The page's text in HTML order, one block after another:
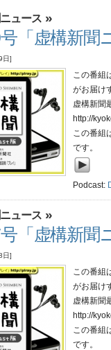
ュース »
「虚構新聞
日]
この番組
がお届け
虚構新聞
http://
この番組
です。
Podcast:
ュース »
「虚構新聞
日]
この番組
がお届け
虚構新聞
http://
この番組
です。